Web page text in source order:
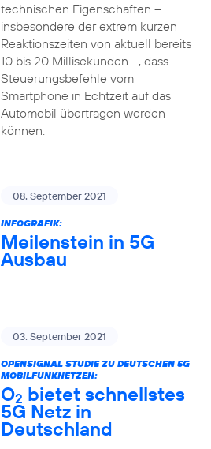
technischen Eigenschaften –
insbesondere der extrem kurzen
Reaktionszeiten von aktuell bereits
10 bis 20 Millisekunden –, dass
Steuerungsbefehle vom
Smartphone in Echtzeit auf das
Automobil übertragen werden
können.
08. September 2021
INFOGRAFIK:
Meilenstein in 5G
Ausbau
03. September 2021
OPENSIGNAL STUDIE ZU DEUTSCHEN 5G
MOBILFUNKNETZEN:
O2 bietet schnellstes
5G Netz in
Deutschland